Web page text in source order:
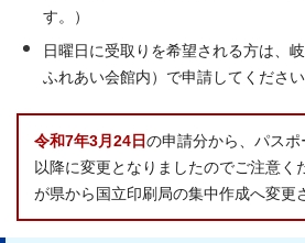
す。）
日曜日に受取りを希望される方は、
ふれあい会館内）で申請してください
令和7年3月24日 の申請分から、パス
以降に変更となりましたのでご注意く
が県から国立印刷局の集中作成へ変更